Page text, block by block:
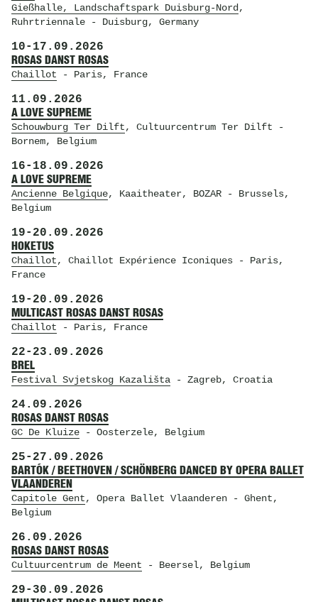
Gießhalle, Landschaftspark Duisburg-Nord ,
Ruhrtriennale- Duisburg, Germany
10- 17.09.2026
ROSAS DANST ROSAS
Chaillot - Paris, France
11.09.2026
A LOVE SUPREME
Schouwburg Ter Dilft, Cultuurcentrum Ter Dilft -
Bornem, Belgium
16- 18.09.2026
A LOVE SUPREME
Ancienne Belgique, Kaaitheater, BOZAR- Brussels,
Belgium
19- 20.09.2026
HOKETUS
Chaillot, Chaillot Expérience Iconiques- Paris,
France
19- 20.09.2026
MULTICAST ROSAS DANST ROSAS
Chaillot - Paris, France
22- 23.09.2026
BREL
Festival Svjetskog Kazališta- Zagreb, Croatia
24.09.2026
ROSAS DANST ROSAS
GC De Kluize- Oosterzele, Belgium
25- 27.09.2026
BARTÓK / BEETHOVEN / SCHÖNBERG DANCED BY OPERA BALLET
VLAANDEREN
Capitole Gent, Opera Ballet Vlaanderen- Ghent,
Belgium
26.09.2026
ROSAS DANST ROSAS
Cultuurcentrum de Meent - Beersel, Belgium
29- 30.09.2026